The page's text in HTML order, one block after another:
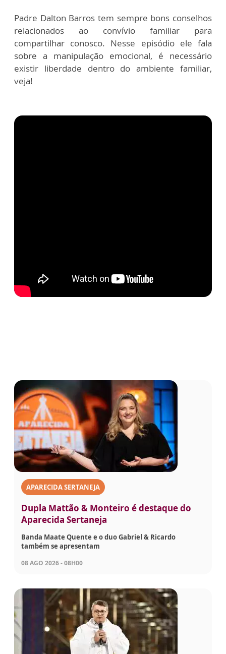
Padre Dalton Barros tem sempre bons conselhos
relacionados ao convívio familiar para
compartilhar conosco. Nesse episódio ele fala
sobre a manipulação emocional, é necessário
existir liberdade dentro do ambiente familiar,
veja!
APARECIDA SERTANEJA
Dupla Mattão & Monteiro é destaque do
Aparecida Sertaneja
Banda Maate Quente e o duo Gabriel & Ricardo
também se apresentam
08 AGO 2026 - 08H00